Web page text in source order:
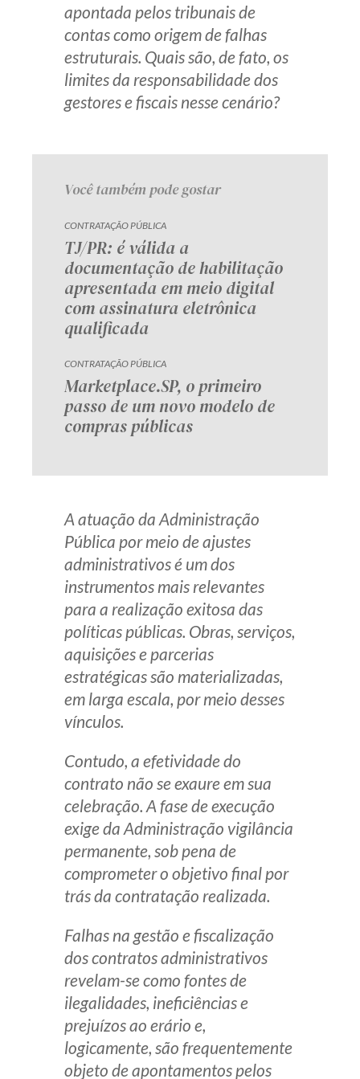
apontada pelos tribunais de
contas como origem de falhas
estruturais. Quais são, de fato, os
limites da responsabilidade dos
gestores e fiscais nesse cenário?
Você também pode gostar
CONTRATAÇÃO PÚBLICA
TJ/PR: é válida a
documentação de habilitação
apresentada em meio digital
com assinatura eletrônica
qualificada
CONTRATAÇÃO PÚBLICA
Marketplace.SP, o primeiro
passo de um novo modelo de
compras públicas
A atuação da Administração
Pública por meio de ajustes
administrativos é um dos
instrumentos mais relevantes
para a realização exitosa das
políticas públicas. Obras, serviços,
aquisições e parcerias
estratégicas são materializadas,
em larga escala, por meio desses
vínculos.
Contudo, a efetividade do
contrato não se exaure em sua
celebração. A fase de execução
exige da Administração vigilância
permanente, sob pena de
comprometer o objetivo final por
trás da contratação realizada.
Falhas na gestão e fiscalização
dos contratos administrativos
revelam-se como fontes de
ilegalidades, ineficiências e
prejuízos ao erário e,
logicamente, são frequentemente
objeto de apontamentos pelos